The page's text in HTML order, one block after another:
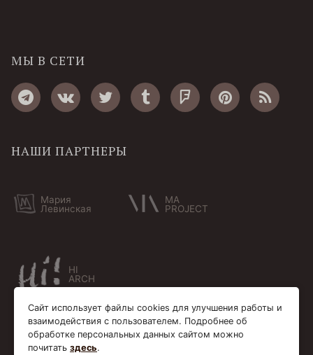
МЫ В СЕТИ
НАШИ ПАРТНЕРЫ
Мария
Левинская
MA
PROJECT
HI
ARCH
Сайт использует файлы cookies для улучшения работы и
взаимодействия с пользователем. Подробнее об
обработке персональных данных сайтом можно
почитать здесь.